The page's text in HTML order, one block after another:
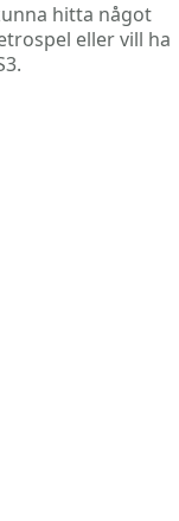
hitta något
eller vill ha